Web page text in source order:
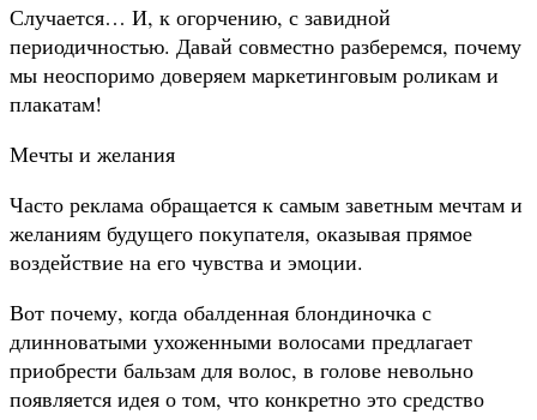
Случается… И, к огорчению, с завидной
периодичностью. Давай совместно разберемся, почему
мы неоспоримо доверяем маркетинговым роликам и
плакатам!
Мечты и желания
Часто реклама обращается к самым заветным мечтам и
желаниям будущего покупателя, оказывая прямое
воздействие на его чувства и эмоции.
Вот почему, когда обалденная блондиночка с
длинноватыми ухоженными волосами предлагает
приобрести бальзам для волос, в голове невольно
появляется идея о том, что конкретно это средство